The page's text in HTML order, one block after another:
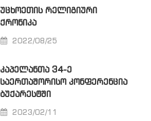
ᲣᲪᲮᲝᲔᲗᲘᲡ ᲠᲔᲚᲘᲒᲘᲣᲠᲘ
ᲥᲠᲝᲜᲘᲙᲐ
2022/08/25
ᲙᲐᲞᲔᲚᲐᲜᲗᲐ 34-Ე
ᲡᲐᲔᲠᲗᲐᲨᲝᲠᲘᲡᲝ ᲙᲝᲜᲤᲔᲠᲔᲜᲪᲘᲐ
ᲑᲣᲥᲐᲠᲔᲡᲢᲨᲘ
2023/02/11